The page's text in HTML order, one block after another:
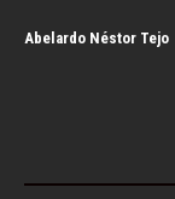
Abelardo Néstor Tejo